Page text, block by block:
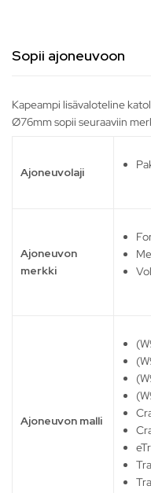
Sopii ajoneuvoon
Kapeampi lisävaloteline
Ø76mm sopii seuraaviin
Ajoneuvolaji
Ajoneuvon
merkki
Ajoneuvon malli